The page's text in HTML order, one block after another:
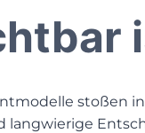
stoßen
langwierige